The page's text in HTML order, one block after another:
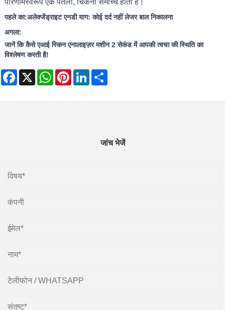
परिणामस्वरूप एक पतला, चिकना समोच्च होता है।
पहले का:अलेक्जेंड्राइट एनडी याग: कोई दर्द नहीं लेजर बाल निकालना
अगला:
जानें कि कैसे एआई स्किन एनालाइज़र मशीन 2 सेकंड में आपकी त्वचा की स्थिति का
विश्लेषण करती है!
Facebook
X WhatsAppPinterestLinkedIn
जांच भेजें